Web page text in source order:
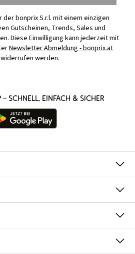
bonprix S.r.l. mit einem einzigen
Gutscheinen, Trends, Sales und
Diese Einwilligung kann jederzeit mit
Newsletter Abmeldung - bonprix.at
werden.
– schnell, einfach & sicher